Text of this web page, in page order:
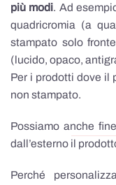
più modi. Ad
quadricromia (a
stampato solo
(lucido, opaco,
Per i prodotti dove il
non stampato.
Possiamo anche
dall’esterno il
Perché